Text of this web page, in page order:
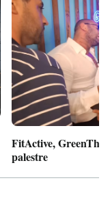
FitActive,
palestre